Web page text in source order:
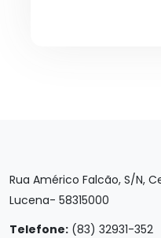
Rua Américo Falcão, S/N,
Lucena- 58315000
Telefone: (83) 32931-352